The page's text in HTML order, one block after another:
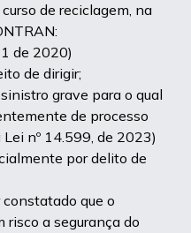
de reciclagem, na
de 2020)
de dirigir;
grave para o qual
de processo
nº 14.599, de 2023)
por delito de
que o
risco a segurança do